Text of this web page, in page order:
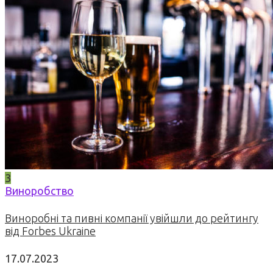
3
Виноробство
Виноробні та пивні компанії увійшли до рейтингу
від Forbes Ukraine
17.07.2023